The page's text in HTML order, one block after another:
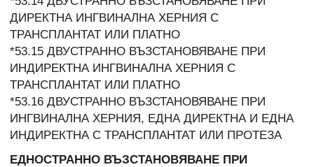
ДИРЕКТНА ИНГВИНАЛНА ХЕРНИЯ С
ТРАНСПЛАНТАТ ИЛИ ПЛАТНО
*53.15 ДВУСТРАННО ВЪЗСТАНОВЯВАНЕ ПРИ
ИНДИРЕКТНА ИНГВИНАЛНА ХЕРНИЯ С
ТРАНСПЛАНТАТ ИЛИ ПЛАТНО
*53.16 ДВУСТРАННО ВЪЗСТАНОВЯВАНЕ ПРИ
ИНГВИНАЛНА ХЕРНИЯ, ЕДНА ДИРЕКТНА И ЕДНА
ИНДИРЕКТНА С ТРАНСПЛАНТАТ ИЛИ ПРОТЕЗА
ЕДНОСТРАННО ВЪЗСТАНОВЯВАНЕ ПРИ